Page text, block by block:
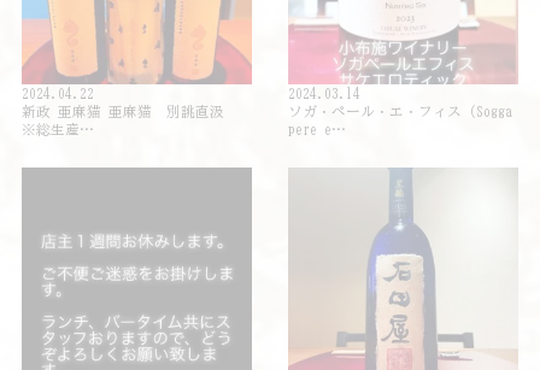
2024.04.22
新政 亜麻猫 亜麻猫 別誂直汲
※総生産…
2024.03.14
ソガ・ペール・エ・フィス（Sogga
pere e…